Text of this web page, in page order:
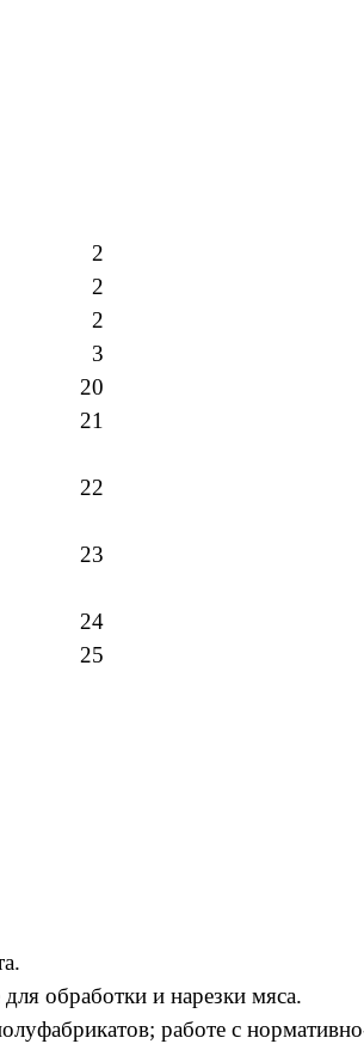
2
2
2
3
20
21
22
23
24
25
обработки и нарезки мяса.
работе с